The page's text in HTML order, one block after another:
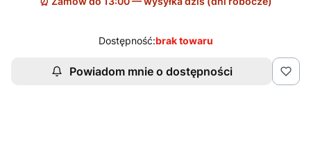
Dostępność:brak towaru
Powiadom mnie o dostępności